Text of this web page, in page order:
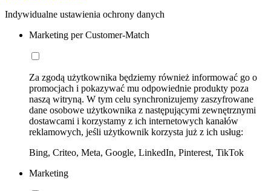
Indywidualne ustawienia ochrony danych
Marketing per Customer-Match
Za zgodą użytkownika będziemy również informować go o
promocjach i pokazywać mu odpowiednie produkty poza
naszą witryną. W tym celu synchronizujemy zaszyfrowane
dane osobowe użytkownika z następującymi zewnętrznymi
dostawcami i korzystamy z ich internetowych kanałów
reklamowych, jeśli użytkownik korzysta już z ich usług:
Bing, Criteo, Meta, Google, LinkedIn, Pinterest, TikTok
Marketing